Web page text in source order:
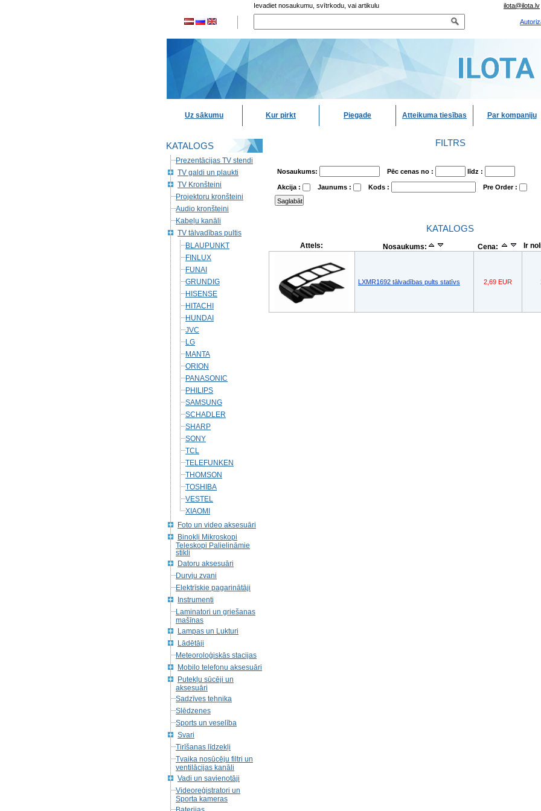
Ievadiet nosaukumu, svītrkodu, vai artikulu ilota@ilota.lv
Uz sākumu Kur pirkt Piegade Atteikuma tiesības Par kompaniju
KATALOGS
Prezentācijas TV stendi
TV galdi un plaukti
TV Kronšteini
Projektoru kronšteini
Audio kronšteini
Kabeļu kanāli
TV tālvadības pultis
BLAUPUNKT
FINLUX
FUNAI
GRUNDIG
HISENSE
HITACHI
HUNDAI
JVC
LG
MANTA
ORION
PANASONIC
PHILIPS
SAMSUNG
SCHADLER
SHARP
SONY
TCL
TELEFUNKEN
THOMSON
TOSHIBA
VESTEL
XIAOMI
Foto un video aksesuāri
Binokļi Mikroskopi
Teleskopi Palielināmie
stikli
Datoru aksesuāri
Durvju zvani
Elektrīskie pagarinātāji
Instrumenti
Laminatori un griešanas
mašīnas
Lampas un Lukturi
Lādētāji
Meteoroloģiskās stacijas
Mobilo telefonu aksesuāri
Putekļu sūcēji un
aksesuāri
Sadzīves tehnika
Slēdzenes
Sports un veselība
Svari
Tirīšanas līdzekļi
Tvaika nosūcēju filtri un
ventilācijas kanāli
Vadi un savienotāji
Videoreģistratori un
Sporta kameras
FILTRS
Nosaukums: Pēc cenas no : līdz :
Akcija : Jaunums : Kods : Pre Order :
KATALOGS
Attels: Nosaukums: Cena: Ir
LXMR1692 tālvadības pults statīvs 2,69 EUR